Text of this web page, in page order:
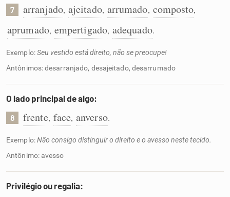
7 arranjado, ajeitado, arrumado, composto,
aprumado, empertigado, adequado.
Exemplo:Seu vestido está direito, não se preocupe!
Antônimos: desarranjado, desajeitado, desarrumado
O lado principal de algo:
8 frente, face, anverso.
Exemplo:Não consigo distinguir o direito e o avesso neste tecido.
Antônimo: avesso
Privilégio ou regalia: